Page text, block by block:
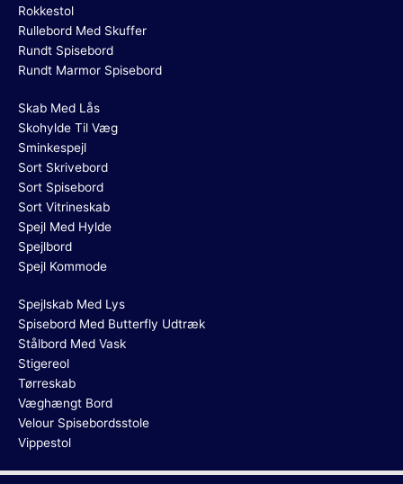
Rokkestol
Rullebord Med Skuffer
Rundt Spisebord
Rundt Marmor Spisebord
Skab Med Lås
Skohylde Til Væg
Sminkespejl
Sort Skrivebord
Sort Spisebord
Sort Vitrineskab
Spejl Med Hylde
Spejlbord
Spejl Kommode
Spejlskab Med Lys
Spisebord Med Butterfly Udtræk
Stålbord Med Vask
Stigereol
Tørreskab
Væghængt Bord
Velour Spisebordsstole
Vippestol